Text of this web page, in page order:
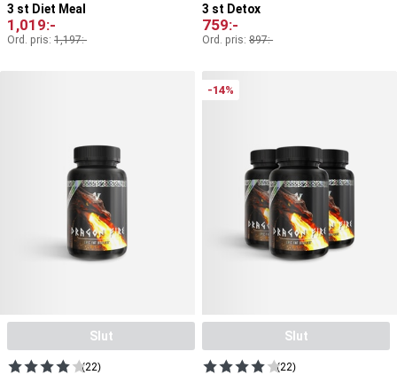
3 st Diet Meal
1,019:-
Ord. pris: 1,197:-
3 st Detox
759:-
Ord. pris: 897:-
Slut
(22)
-14%
Slut
(22)